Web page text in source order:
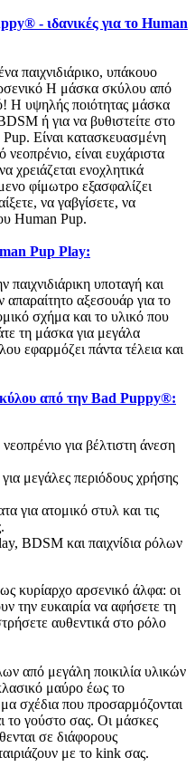
- ιδανικές για το Human
παιχνιδιάρικο, υπάκουο
Η μάσκα σκύλου από
Η υψηλής ποιότητας μάσκα
ή για να βυθιστείτε στο
Είναι κατασκευασμένη
είναι ευχάριστα
χρειάζεται ενοχλητικά
φίμωτρο εξασφαλίζει
να γαβγίσετε, να
Human Pup.
Pup Play:
υποταγή και
αξεσουάρ για το
σχήμα και το υλικό που
τη μάσκα για μεγάλα
εφαρμόζει πάντα τέλεια και
από την Bad Puppy®:
για βέλτιστη άνεση
μεγάλες περιόδους χρήσης
για ατομικό στυλ και τις
BDSM και παιχνίδια ρόλων
ως κυρίαρχο αρσενικό άλφα: οι
την ευκαιρία να αφήσετε τη
αυθεντικά στο ρόλο
από μεγάλη ποικιλία υλικών
μαύρο έως το
σχέδια που προσαρμόζονται
το γούστο σας. Οι μάσκες
σε διάφορους
με το kink σας.